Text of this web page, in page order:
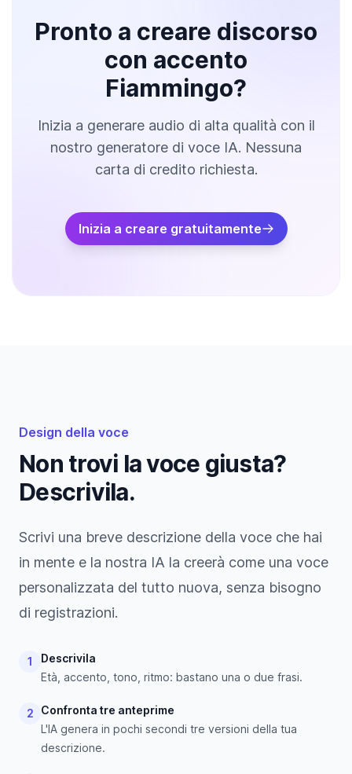
Pronto a creare discorso
con accento
Fiammingo?
Inizia a generare audio di alta qualità con il
nostro generatore di voce IA. Nessuna
carta di credito richiesta.
Inizia a creare gratuitamente
Design della voce
Non trovi la voce giusta?
Descrivila.
Scrivi una breve descrizione della voce che hai
in mente e la nostra IA la creerà come una voce
personalizzata del tutto nuova, senza bisogno
di registrazioni.
1
Descrivila
Età, accento, tono, ritmo: bastano una o due frasi.
2
Confronta tre anteprime
L'IA genera in pochi secondi tre versioni della tua
descrizione.